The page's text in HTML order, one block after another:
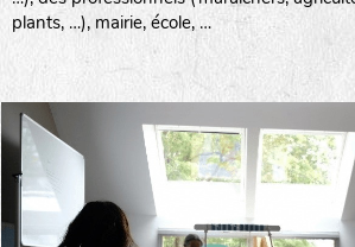
plants, …), mairie, école, …